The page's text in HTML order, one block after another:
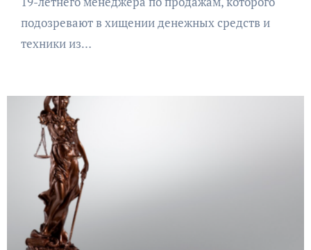
подозревают в хищении денежных средств и
техники из…